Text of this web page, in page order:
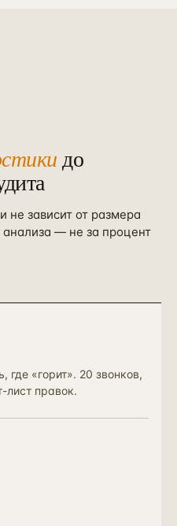
до
не зависит от размера
анализа — не за процент
где «горит». 20 звонков,
лист правок.